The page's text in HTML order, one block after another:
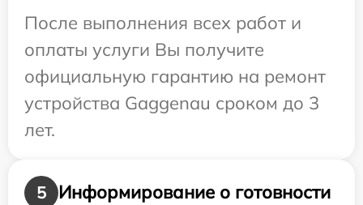
После выполнения всех работ и
оплаты услуги Вы получите
официальную гарантию на ремонт
устройства Gaggenau сроком до 3
лет.
5
Информирование о готовности